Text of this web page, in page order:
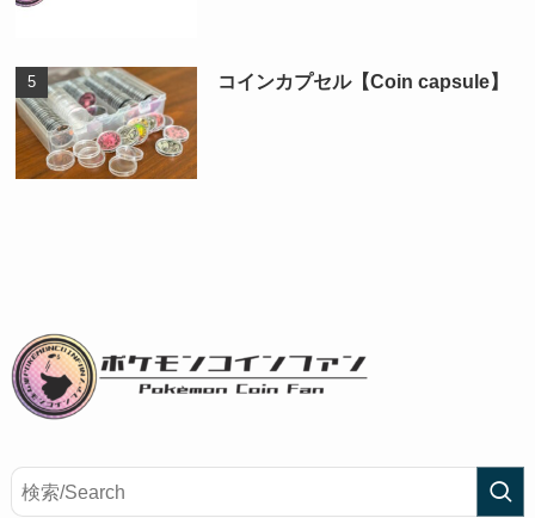
コインカプセル【Coin capsule】